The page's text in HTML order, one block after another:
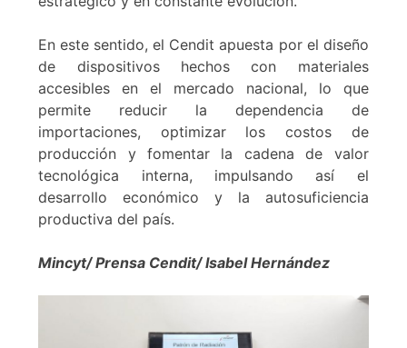
En este sentido, el Cendit apuesta por el diseño
de dispositivos hechos con materiales
accesibles en el mercado nacional, lo que
permite reducir la dependencia de
importaciones, optimizar los costos de
producción y fomentar la cadena de valor
tecnológica interna, impulsando así el
desarrollo económico y la autosuficiencia
productiva del país.
Mincyt/ Prensa Cendit/ Isabel Hernández